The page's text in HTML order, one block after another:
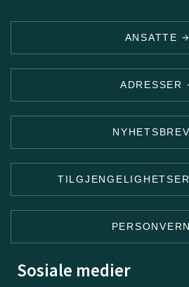
ANSATTE
ADRESSER
PERSONVERN
Sosiale medier